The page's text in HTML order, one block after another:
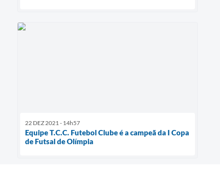
22 DEZ 2021 - 14h57
Equipe T.C.C. Futebol Clube é a campeã da I Copa
de Futsal de Olímpia